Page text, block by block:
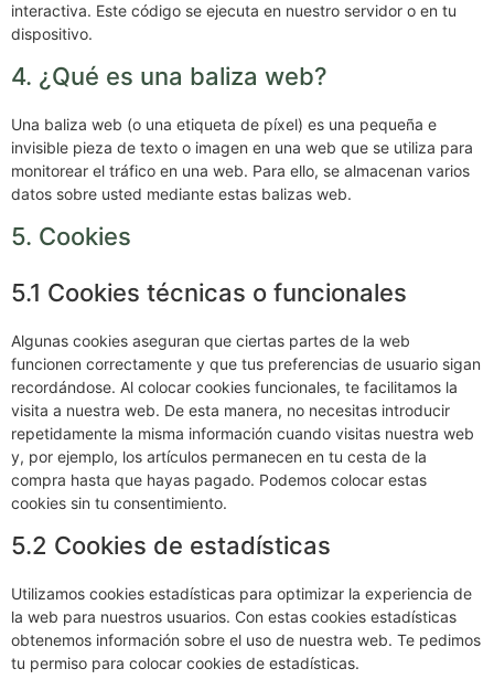
interactiva. Este código se ejecuta en nuestro servidor o en tu
dispositivo.
4. ¿Qué es una baliza web?
Una baliza web (o una etiqueta de píxel) es una pequeña e
invisible pieza de texto o imagen en una web que se utiliza para
monitorear el tráfico en una web. Para ello, se almacenan varios
datos sobre usted mediante estas balizas web.
5. Cookies
5.1 Cookies técnicas o funcionales
Algunas cookies aseguran que ciertas partes de la web
funcionen correctamente y que tus preferencias de usuario sigan
recordándose. Al colocar cookies funcionales, te facilitamos la
visita a nuestra web. De esta manera, no necesitas introducir
repetidamente la misma información cuando visitas nuestra web
y, por ejemplo, los artículos permanecen en tu cesta de la
compra hasta que hayas pagado. Podemos colocar estas
cookies sin tu consentimiento.
5.2 Cookies de estadísticas
Utilizamos cookies estadísticas para optimizar la experiencia de
la web para nuestros usuarios. Con estas cookies estadísticas
obtenemos información sobre el uso de nuestra web. Te pedimos
tu permiso para colocar cookies de estadísticas.